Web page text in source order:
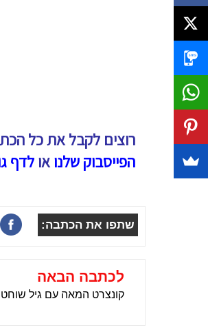
רוצים לקבל את כל
הפייסבוק שלנואולדף
שתפו את הכתבה:
לכתבה הבאה
קונצרט המאה עם גיל שוחט - 10 פסנתרים על